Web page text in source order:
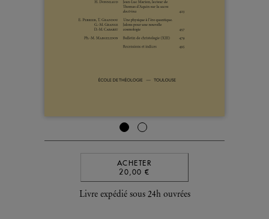
ACHETER
20,00 €
Livre expédié sous 24h ouvrées